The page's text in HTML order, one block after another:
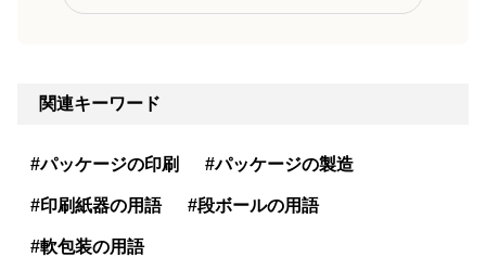
関連キーワード
#パッケージの印刷 #パッケージの製造
#印刷紙器の用語 #段ボールの用語
#軟包装の用語